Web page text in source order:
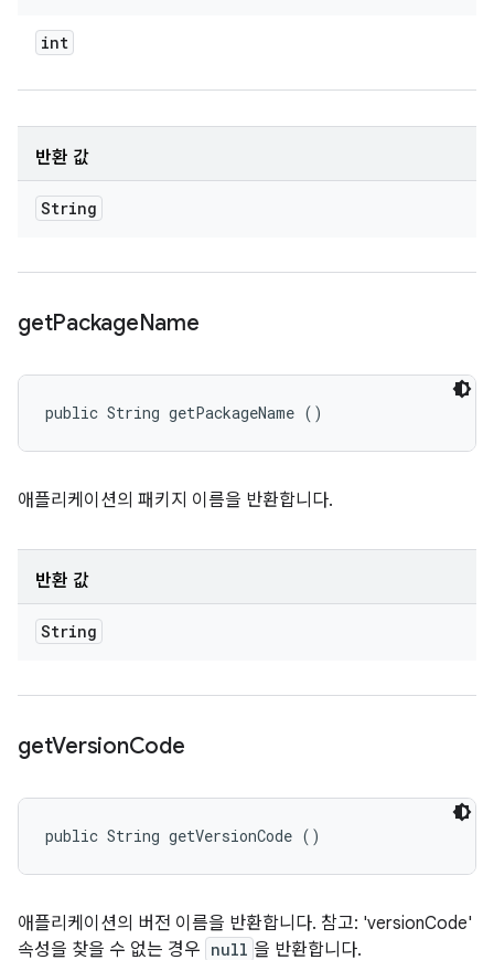
int
반환 값
String
getPackageName
public String getPackageName ()
애플리케이션의 패키지 이름을 반환합니다.
반환 값
String
getVersionCode
public String getVersionCode ()
애플리케이션의 버전 이름을 반환합니다. 참고: 'versionCode'
속성을 찾을 수 없는 경우 null 을 반환합니다.